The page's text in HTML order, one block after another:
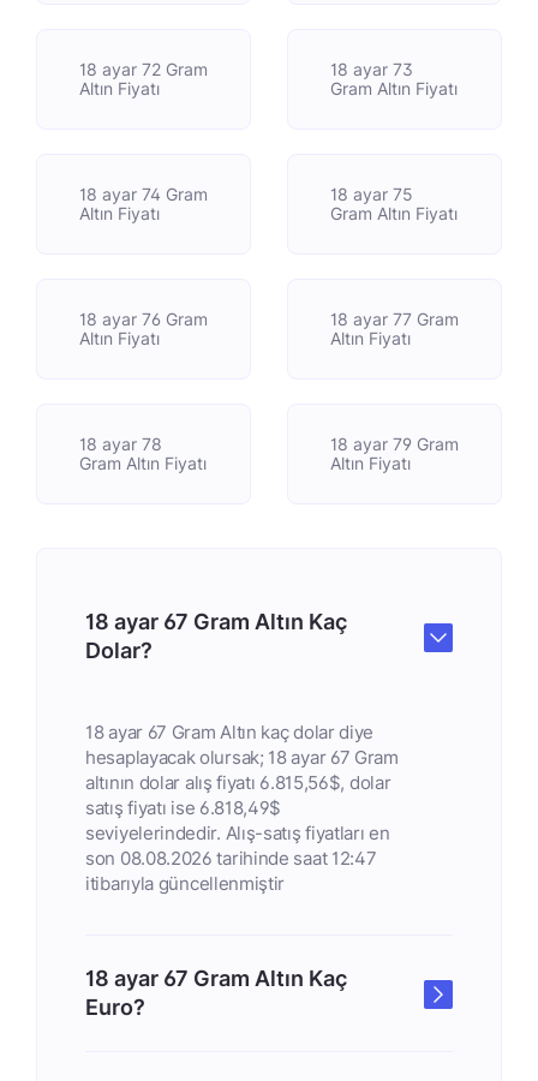
18 ayar 72 Gram
Altın Fiyatı
18 ayar 73
Gram Altın Fiyatı
18 ayar 74 Gram
Altın Fiyatı
18 ayar 75
Gram Altın Fiyatı
18 ayar 76 Gram
Altın Fiyatı
18 ayar 77 Gram
Altın Fiyatı
18 ayar 78
Gram Altın Fiyatı
18 ayar 79 Gram
Altın Fiyatı
18 ayar 67 Gram Altın Kaç
Dolar?
18 ayar 67 Gram Altın kaç dolar diye
hesaplayacak olursak; 18 ayar 67 Gram
altının dolar alış fiyatı 6.815,56$, dolar
satış fiyatı ise 6.818,49$
seviyelerindedir. Alış-satış fiyatları en
son 08.08.2026 tarihinde saat 12:47
itibarıyla güncellenmiştir
18 ayar 67 Gram Altın Kaç
Euro?